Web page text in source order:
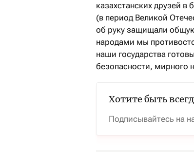
казахстанских друзей в
(в период Великой
об руку защищали
народами мы
наши государства
безопасности, мирного
Хотите быть
Подписывайтесь на